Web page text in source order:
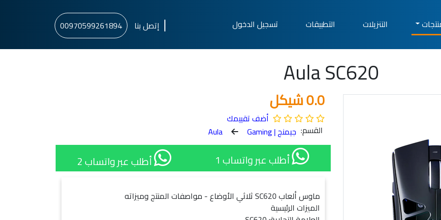
التنزيلات التطبيقات تسجيل الدخول إتصل بنا 00970599261894
Aula SC620
0.0 شيكل
أضف تقييمك
القسم: جيمنج | Gaming Aula
أطلب عبر واتساب 1 أطلب عبر واتساب 2
ماوس ألعاب SC620 ثلاثي الأوضاع - مواصفات المنتج وميزاته
الميزات الرئيسية